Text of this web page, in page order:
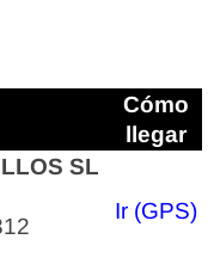
Cómo
llegar
SL
Ir (GPS)